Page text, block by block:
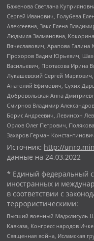
Баженова Светлана
Сергей Иванович, Голубева
Алексеевна, Закс Елена
Людмила Залмановна,
Вячеславович, Арапова
Прохоров Вадим Юрьевич,
Васильевич, Протасова Ирина
Лукашевский Сергей
Анатолий Ефимович, Сухих
Добровольская Анна
Смирнов Владимир
Борис Андреевич, Левинсон
Орлов Олег Петрович,
Захаров Герман
Источник: http://
данные на 24.03.2022
* Единый федеральный
иностранных и
в соответствии с
террористическими:
Высший военный Маджлисуль
Кавказа, Конгресс народов
Священная война, Исламская